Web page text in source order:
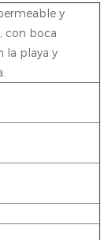
y
con boca
la playa y